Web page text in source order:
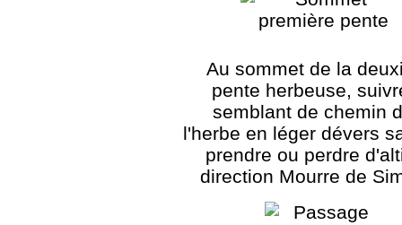
Au sommet de la
pente herbeuse,
semblant de chemin
l'herbe en léger dévers
prendre ou perdre
direction Mourre de